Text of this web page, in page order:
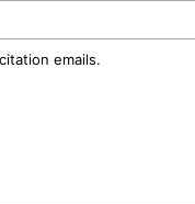
emails.